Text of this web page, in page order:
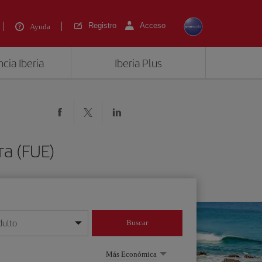
Ayuda Registro Acceso
Iberia Iberia Plus
(FUE)
mes/año
Buscar
Más Económica